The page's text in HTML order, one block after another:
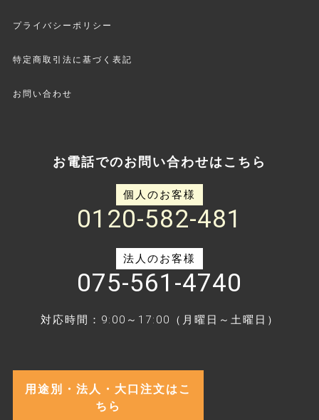
プライバシーポリシー
特定商取引法に基づく表記
お問い合わせ
お電話でのお問い合わせはこちら
個人のお客様
0120-582-481
法人のお客様
075-561-4740
対応時間：9:00～17:00（月曜日～土曜日）
用途別・法人・大口注文はこ
ちら